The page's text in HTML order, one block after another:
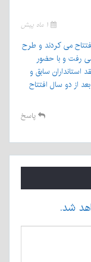
می کردند و طرح
رفت و با حضور
استانداران سابق و
از دو سال افتتاح
پاسخ
شد.